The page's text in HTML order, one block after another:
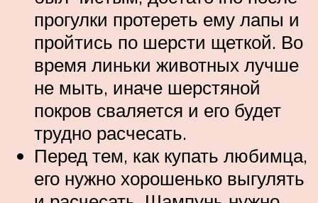
прогулки протереть ему лапы и
пройтись по шерсти щеткой. Во
время линьки животных лучше
не мыть, иначе шерстяной
покров сваляется и его будет
трудно расчесать.
Перед тем, как купать любимца,
его нужно хорошенько выгулять